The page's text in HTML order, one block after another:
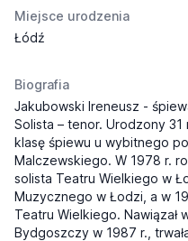
Miejsce urodzenia
Łódź
Biografia
Jakubowski Ireneusz -
Solista – tenor. Urodzony 31
klasę śpiewu u wybitnego
Malczewskiego. W 1978 r.
solista Teatru Wielkiego w
Muzycznego w Łodzi, a w
Teatru Wielkiego. Nawiązał
Bydgoszczy w 1987 r.,